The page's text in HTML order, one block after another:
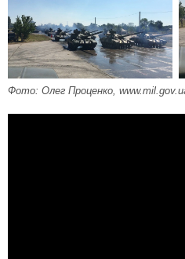
Фото: Олег Проценко,